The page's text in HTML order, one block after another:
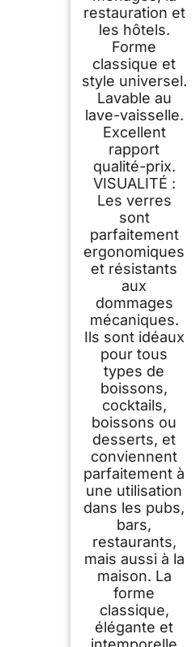
restauration et
les hôtels.
Forme
classique et
style universel.
Lavable au
lave-vaisselle.
Excellent
rapport
qualité-prix.
VISUALITÉ :
Les verres
sont
parfaitement
ergonomiques
et résistants
aux
dommages
mécaniques.
Ils sont idéaux
pour tous
types de
boissons,
cocktails,
boissons ou
desserts, et
conviennent
parfaitement à
une utilisation
dans les pubs,
bars,
restaurants,
mais aussi à la
maison. La
forme
classique,
élégante et